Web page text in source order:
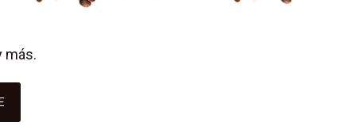
más.